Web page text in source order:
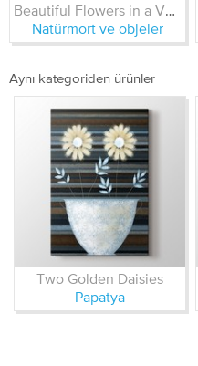
Natürmort ve objeler
Aynı kategoriden ürünler
Two Golden Daisies
Papatya